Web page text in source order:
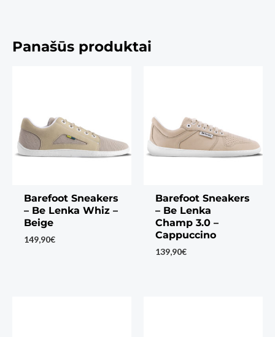
Panašūs produktai
Barefoot Sneakers
– Be Lenka Whiz –
Beige
149,90€
Barefoot Sneakers
– Be Lenka
Champ 3.0 –
Cappuccino
139,90€